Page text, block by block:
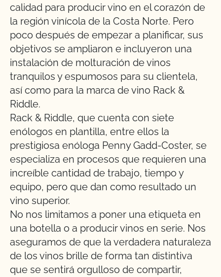
calidad para producir vino en el corazón de
la región vinícola de la Costa Norte. Pero
poco después de empezar a planificar, sus
objetivos se ampliaron e incluyeron una
instalación de molturación de vinos
tranquilos y espumosos para su clientela,
así como para la marca de vino Rack &
Riddle.
Rack & Riddle, que cuenta con siete
enólogos en plantilla, entre ellos la
prestigiosa enóloga Penny Gadd-Coster, se
especializa en procesos que requieren una
increíble cantidad de trabajo, tiempo y
equipo, pero que dan como resultado un
vino superior.
No nos limitamos a poner una etiqueta en
una botella o a producir vinos en serie. Nos
aseguramos de que la verdadera naturaleza
de los vinos brille de forma tan distintiva
que se sentirá orgulloso de compartir,